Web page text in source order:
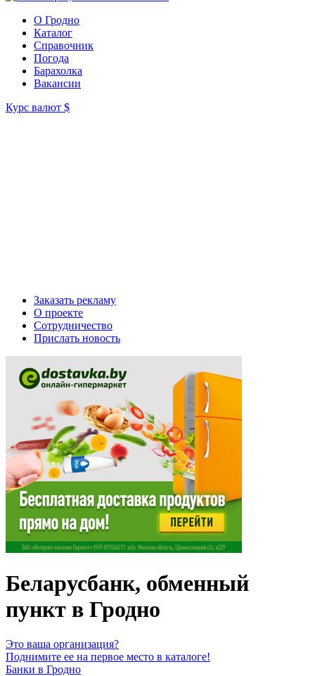
О Гродно
Каталог
Справочник
Погода
Барахолка
Вакансии
Курс валют $
Заказать рекламу
О проекте
Сотрудничество
Прислать новость
Беларусбанк, обменный
пункт в Гродно
Это ваша организация?
Поднимите ее на первое место в каталоге!
Банки в Гродно